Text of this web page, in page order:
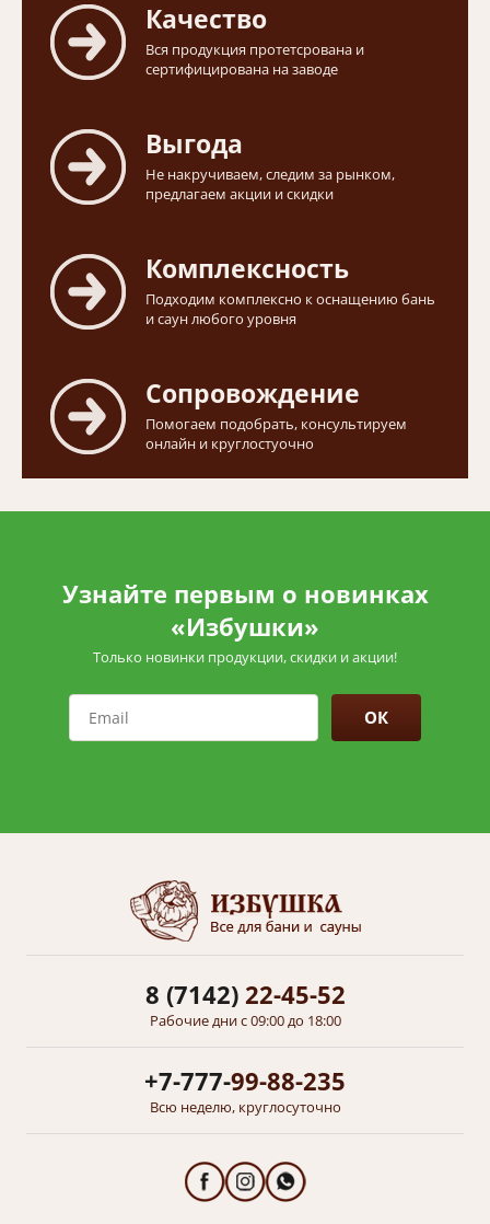
Качество
Вся продукция протетсрована и
сертифицирована на заводе
Выгода
Не накручиваем, следим за рынком,
предлагаем акции и скидки
Комплексность
Подходим комплексно к оснащению бань
и саун любого уровня
Сопровождение
Помогаем подобрать, консультируем
онлайн и круглостуочно
Узнайте первым о новинках
«Избушки»
Только новинки продукции, скидки и акции!
ОК
8 (7142)22-45-52
Рабочие дни с 09:00 до 18:00
+7-777-99-88-235
Всю неделю, круглосуточно